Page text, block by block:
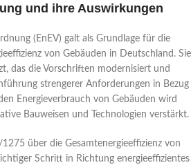
und ihre Auswirkungen
(EnEV) galt als Grundlage für die
von Gebäuden in Deutschland. Sie
das die Vorschriften modernisiert und
strengerer Anforderungen in Bezug
Energieverbrauch von Gebäuden wird
Bauweisen und Technologien verstärkt.
über die Gesamtenergieeffizienz von
Schritt in Richtung energieeffizientes